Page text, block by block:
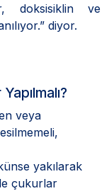
doksisiklin ve
diyor.
veya
yakılarak
çukurlar